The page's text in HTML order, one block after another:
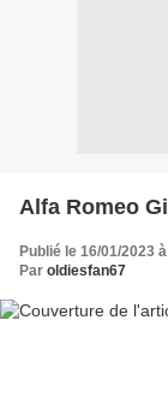
Alfa Romeo
Publié le 16/01/2023
Par oldiesfan67